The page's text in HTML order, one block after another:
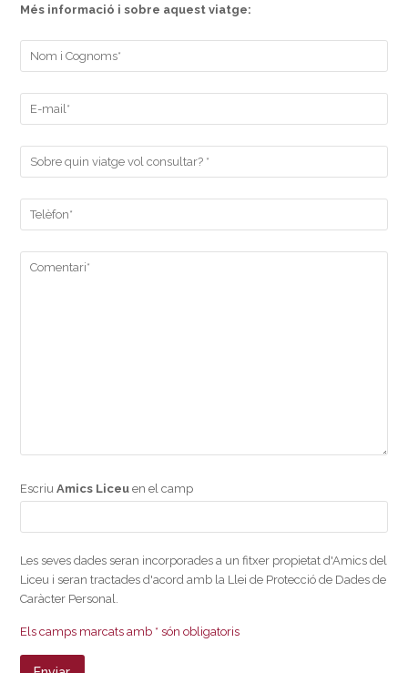
Més informació i sobre aquest viatge:
EscriuAmics Liceu en el camp
Les seves dades seran incorporades a un fitxer propietat d'Amics del
Liceu i seran tractades d'acord amb la Llei de Protecció de Dades de
Caràcter Personal.
Els camps marcats amb * són obligatoris